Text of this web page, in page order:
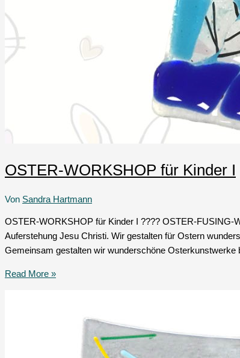
OSTER-WORKSHOP für Kinder I
Von Sandra Hartmann
OSTER-WORKSHOP für Kinder I ???? OSTER-FUSING-
Auferstehung Jesu Christi. Wir gestalten für Ostern
Gemeinsam gestalten wir wunderschöne
Read More »